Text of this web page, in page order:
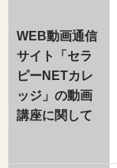
WEB動画通信
サイト「セラ
ピーNETカレ
ッジ」の動画
講座に関して